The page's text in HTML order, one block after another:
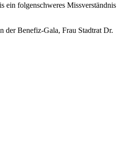
ein folgenschweres Missverständnis
der Benefiz-Gala, Frau Stadtrat Dr.